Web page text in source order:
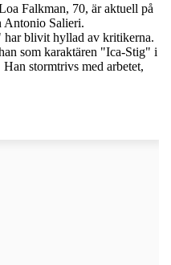
Falkman, 70, är aktuell på
Antonio Salieri.
blivit hyllad av kritikerna.
som karaktären "Ica-Stig" i
stormtrivs med arbetet,